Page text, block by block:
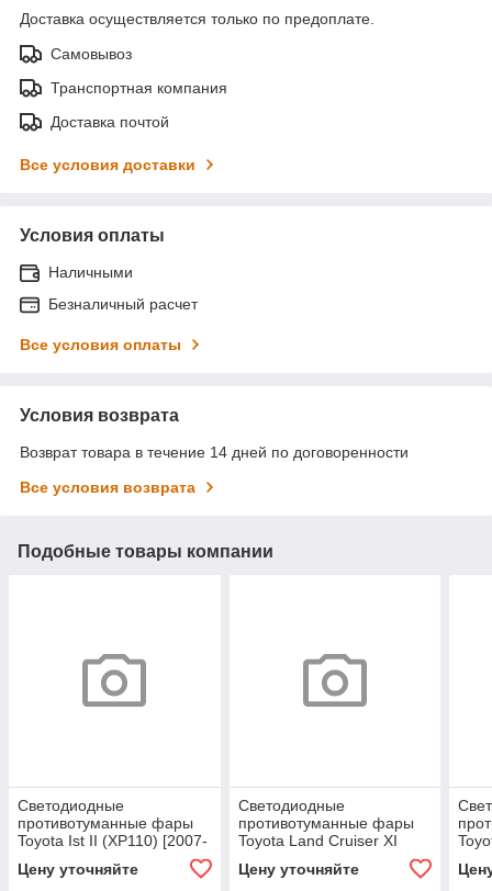
Доставка осуществляется только по предоплате.
Самовывоз
Транспортная компания
Доставка почтой
Все условия доставки
Условия оплаты
Наличными
Безналичный расчет
Все условия оплаты
Условия возврата
Возврат товара в течение 14 дней по договоренности
Все условия возврата
Подобные товары компании
Светодиодные
противотуманные фары
Toyota Ist II (XP110) [2007-
Цену уточняйте
Светодиодные
противотуманные фары
Toyota Land Cruiser XI
(J200) 2-й рестайл [2015-
2021] 3 линзы
Цену уточняйте